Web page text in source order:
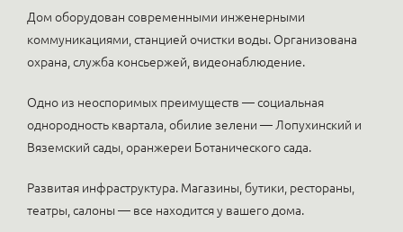
Дом оборудован современными инженерными
коммуникациями, станцией очистки воды. Организована
охрана, служба консьержей, видеонаблюдение.
Одно из неоспоримых преимуществ — социальная
однородность квартала, обилие зелени — Лопухинский и
Вяземский сады, оранжереи Ботанического сада.
Развитая инфраструктура. Магазины, бутики, рестораны,
театры, салоны — все находится у вашего дома.